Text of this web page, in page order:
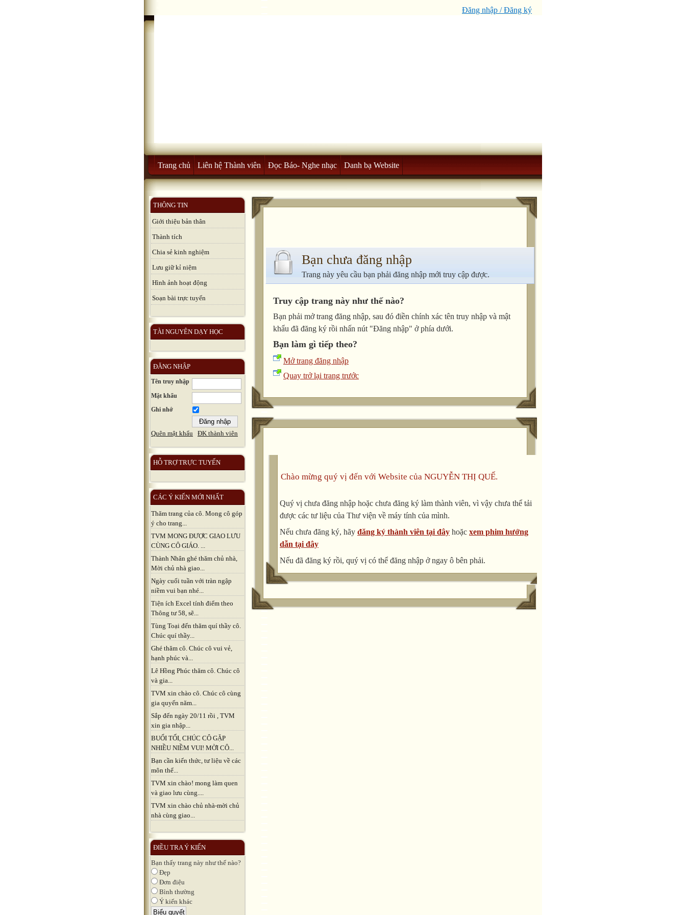
Đăng nhập / Đăng ký
Trang chủ Liên hệ Thành viên Đọc Báo- Nghe nhạc Danh bạ Website
THÔNG TIN
Giới thiệu bản thân
Thành tích
Chia sẻ kinh nghiệm
Lưu giữ kỉ niệm
Hình ảnh hoạt động
Soạn bài trực tuyến
TÀI NGUYÊN DẠY HỌC
ĐĂNG NHẬP
Tên truy nhập
Mật khẩu
Ghi nhớ
Quên mật khẩu ĐK thành viên
HỖ TRỢ TRỰC TUYẾN
CÁC Ý KIẾN MỚI NHẤT
Thăm trang của cô. Mong cô góp
ý cho trang...
TVM MONG ĐƯỢC GIAO LƯU
CÙNG CÔ GIÁO. ...
Thành Nhân ghé thăm chủ nhà,
Mời chủ nhà giao...
Ngày cuối tuần với tràn ngập
niềm vui bạn nhé...
Tiện ích Excel tính điểm theo
Thông tư 58, sẽ...
Tùng Toại đến thăm quí thầy cô.
Chúc quí thầy...
Ghé thăm cô. Chúc cô vui vẻ,
hạnh phúc và...
Lê Hồng Phúc thăm cô. Chúc cô
và gia...
TVM xin chào cô. Chúc cô cùng
gia quyến năm...
Sắp đến ngày 20/11 rồi , TVM
xin gia nhập...
BUỔI TỐI, CHÚC CÔ GẶP
NHIỀU NIỀM VUI! MỜI CÔ...
Bạn cần kiến thức, tư liệu về các
môn thể...
TVM xin chào! mong làm quen
và giao lưu cùng....
TVM xin chào chủ nhà-mời chủ
nhà cùng giao...
ĐIỀU TRA Ý KIẾN
Bạn thấy trang này như thế nào?
Đẹp
Đơn điệu
Bình thường
Ý kiến khác
Bạn chưa đăng nhập
Trang này yêu cầu bạn phải đăng nhập mới truy cập được.
Truy cập trang này như thế nào?
Bạn phải mở trang đăng nhập, sau đó điền chính xác tên truy nhập và mật
khẩu đã đăng ký rồi nhấn nút "Đăng nhập" ở phía dưới.
Bạn làm gì tiếp theo?
Mở trang đăng nhập
Quay trở lại trang trước
Chào mừng quý vị đến với Website của NGUYỄN THỊ QUẾ.
Quý vị chưa đăng nhập hoặc chưa đăng ký làm thành viên, vì vậy chưa thể tải
được các tư liệu của Thư viện về máy tính của mình.
Nếu chưa đăng ký, hãy đăng ký thành viên tại đây hoặc xem phim hướng
dẫn tại đây
Nếu đã đăng ký rồi, quý vị có thể đăng nhập ở ngay ô bên phải.